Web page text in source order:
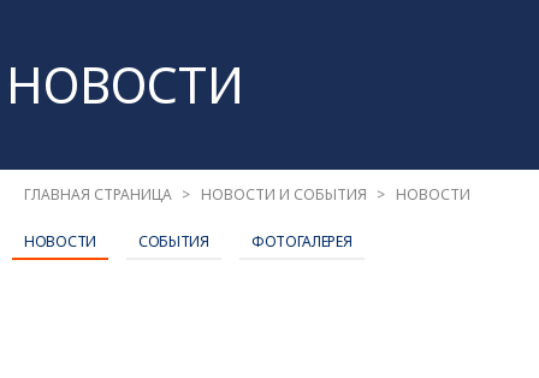
НОВОСТИ
ГЛАВНАЯ СТРАНИЦА НОВОСТИ И СОБЫТИЯ НОВОСТИ
НОВОСТИ СОБЫТИЯ ФОТОГАЛЕРЕЯ